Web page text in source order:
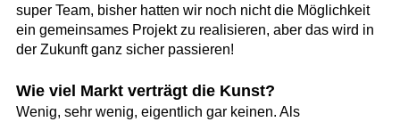
super Team, bisher hatten wir noch nicht die Möglichkeit
ein gemeinsames Projekt zu realisieren, aber das wird in
der Zukunft ganz sicher passieren!
Wie viel Markt verträgt die Kunst?
Wenig, sehr wenig, eigentlich gar keinen. Als